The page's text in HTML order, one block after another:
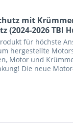
mit
(2024-2026 TBI
für höchste
hergestellte
Motor und
Die neue